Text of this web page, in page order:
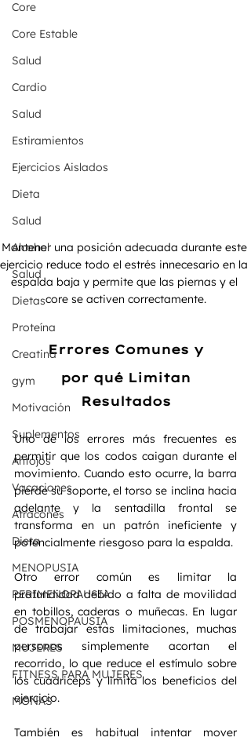
Core
Core Estable
Salud
Cardio
Salud
Estiramientos
Ejercicios Aislados
Dieta
Salud
Alcohol
Salud
Dietas
Proteína
Creatina
gym
Motivación
Suplementos
Antojos
Vacaciones
Atracones
Dieta
MENOPUSIA
PERIMENOPAUSIA
POSMENOPAUSIA
MUJERES
FITNESS PARA MUJERES
MONAS
Mantener una posición adecuada durante este
ejercicio reduce todo el estrés innecesario en la
espalda baja y permite que las piernas y el
core se activen correctamente.
Errores Comunes y
Resultados
Uno de los errores más frecuentes es
permitir que los codos caigan durante el
movimiento. Cuando esto ocurre, la barra
pierde su soporte, el torso se inclina hacia
adelante y la sentadilla frontal se
transforma en un patrón ineficiente y
potencialmente riesgoso para la espalda.
Otro error común es limitar la
profundidad debido a falta de movilidad
en tobillos, caderas o muñecas. En lugar
de trabajar estas limitaciones, muchas
personas simplemente acortan el
recorrido, lo que reduce el estímulo sobre
los cuádriceps y limita los beneficios del
ejercicio.
También es habitual intentar mover